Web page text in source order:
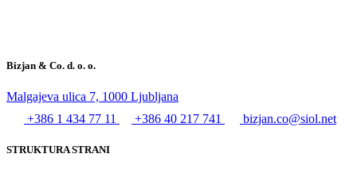
Bizjan & Co. d. o. o.
Malgajeva ulica 7, 1000 Ljubljana
+386 1 434 77 11
+386 40 217 741 bizjan.co@siol.net
STRUKTURA STRANI